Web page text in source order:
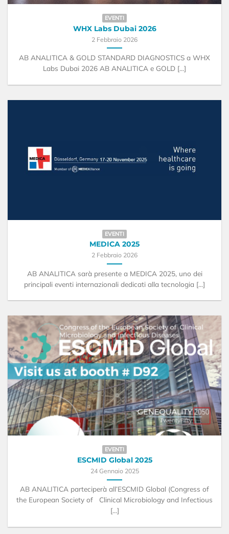
EVENTI
WHX Labs Dubai 2026
2 Febbraio 2026
AB ANALITICA & GOLD STANDARD DIAGNOSTICS a WHX
Labs Dubai 2026 AB ANALITICA e GOLD [...]
EVENTI
MEDICA 2025
2 Febbraio 2026
AB ANALITICA sarà presente a MEDICA 2025, uno dei
principali eventi internazionali dedicati alla tecnologia [...]
EVENTI
ESCMID Global 2025
24 Gennaio 2025
AB ANALITICA parteciperà all’ESCMID Global (Congress of
the European Society of Clinical Microbiology and Infectious
[...]